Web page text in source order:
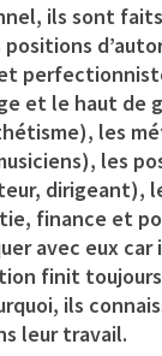
ils sont
positions
et le haut de
les
les
dirigeant),
finance et
avec eux
finit
ils
leur travail.